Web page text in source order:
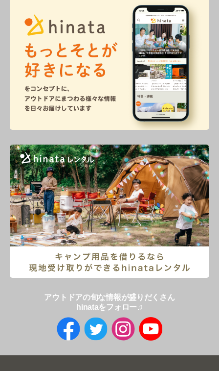
アウトドアの旬な情報が盛りだくさん
hinataをフォロー♫